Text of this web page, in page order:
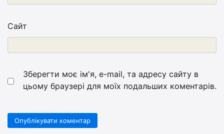
Сайт
Зберегти моє ім'я, e-mail, та адресу сайту в
цьому браузері для моїх подальших коментарів.